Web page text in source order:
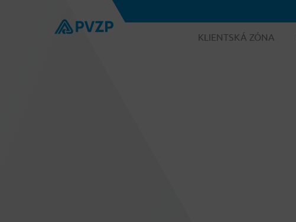
KLIENTSKÁ ZÓNA